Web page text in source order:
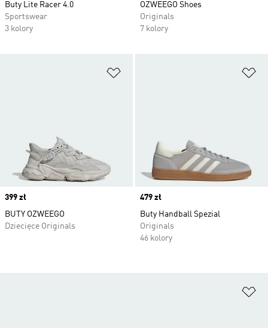
Buty Lite Racer 4.0
Sportswear
3 kolory
OZWEEGO Shoes
Originals
7 kolory
Price
399 zł
BUTY OZWEEGO
Dziecięce Originals
Price
479 zł
Buty Handball Spezial
Originals
46 kolory